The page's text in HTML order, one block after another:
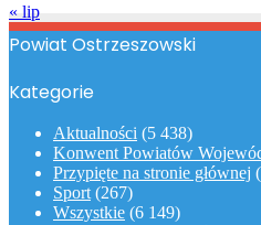
« lip
Powiat Ostrzeszowski
Kategorie
Aktualności (5 438)
Konwent Powiatów
Przypięte na stronie głównej
Sport (267)
Wszystkie (6 149)